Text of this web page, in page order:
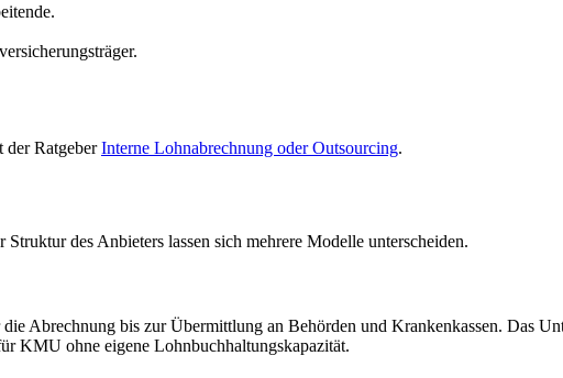
der RatgeberInterne Lohnabrechnung oder Outsourcing.
des Anbieters lassen sich mehrere Modelle unterscheiden.
Abrechnung bis zur Übermittlung an Behörden und Krankenkassen. Das
KMU ohne eigene Lohnbuchhaltungskapazität.